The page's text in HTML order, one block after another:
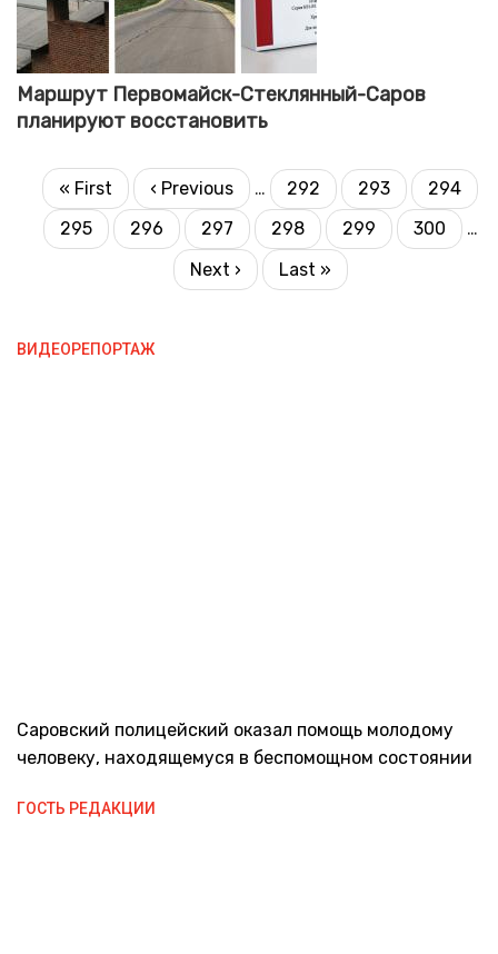
Маршрут Первомайск-Стеклянный-Саров
планируют восстановить
PAGINATION
First
page
« First
Previous
page
‹ Previous … Page
292 Page
293 Page
294
Page
295
Current
296 Page
297 Page
298 Page
299 Page
300
…
Next
page
Next ›
Last
page
Last »
ВИДЕОРЕПОРТАЖ
Саровский полицейский оказал помощь молодому
человеку, находящемуся в беспомощном состоянии
ГОСТЬ РЕДАКЦИИ